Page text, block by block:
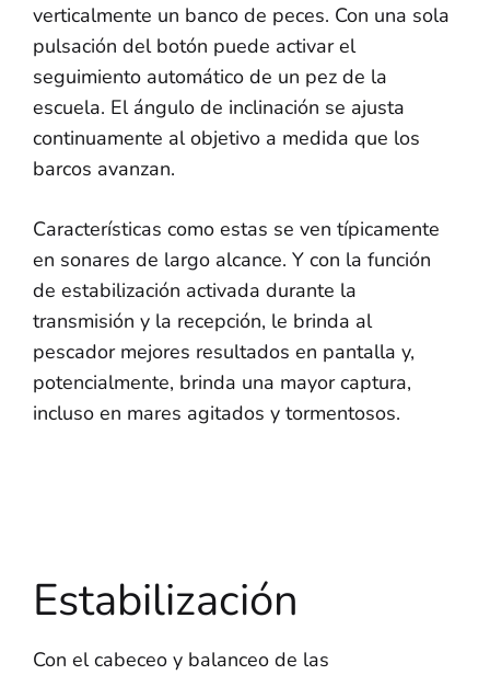
verticalmente un banco de peces. Con una sola
pulsación del botón puede activar el
seguimiento automático de un pez de la
escuela. El ángulo de inclinación se ajusta
continuamente al objetivo a medida que los
barcos avanzan.
Características como estas se ven típicamente
en sonares de largo alcance. Y con la función
de estabilización activada durante la
transmisión y la recepción, le brinda al
pescador mejores resultados en pantalla y,
potencialmente, brinda una mayor captura,
incluso en mares agitados y tormentosos.
Estabilización
Con el cabeceo y balanceo de las